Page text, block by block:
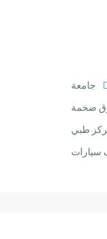
جامعة
ضخمة
طبي
سيارات